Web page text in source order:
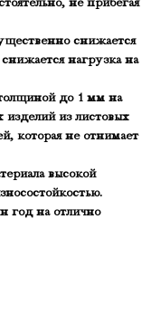
снижается
нагрузка на
до 1 мм на
изделий из листовых
которая не отнимает
высокой
год на отлично